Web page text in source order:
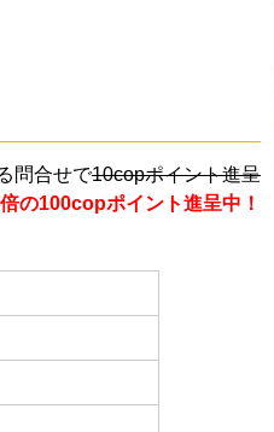
問合せで10copポイント進呈
の100copポイント進呈中！